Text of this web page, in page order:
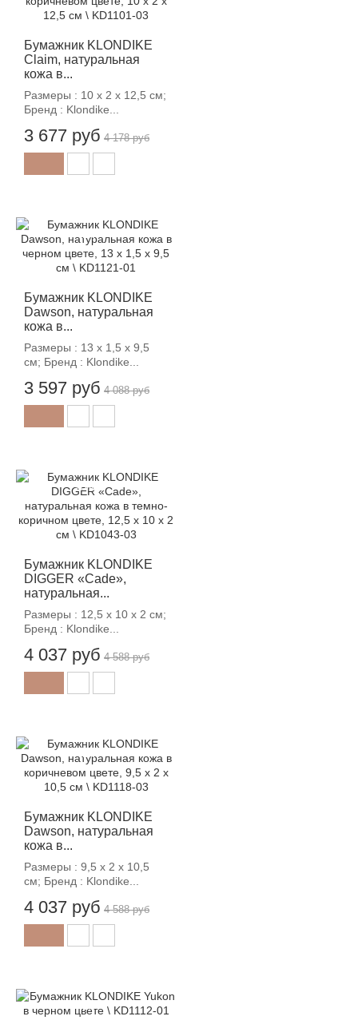
Бумажник KLONDIKE
Claim, натуральная
кожа в...
Размеры : 10 х 2 х 12,5 см;
Бренд : Klondike...
3 677 руб 4 178 руб
Бумажник KLONDIKE
Dawson, натуральная
кожа в...
Размеры : 13 х 1,5 х 9,5
см; Бренд : Klondike...
3 597 руб 4 088 руб
Бумажник KLONDIKE
DIGGER «Cade»,
натуральная...
Размеры : 12,5 x 10 x 2 см;
Бренд : Klondike...
4 037 руб
-12%
4 588 руб
Бумажник KLONDIKE
Dawson, натуральная
кожа в...
Размеры : 9,5 х 2 х 10,5
см; Бренд : Klondike...
4 037 руб 4 588 руб